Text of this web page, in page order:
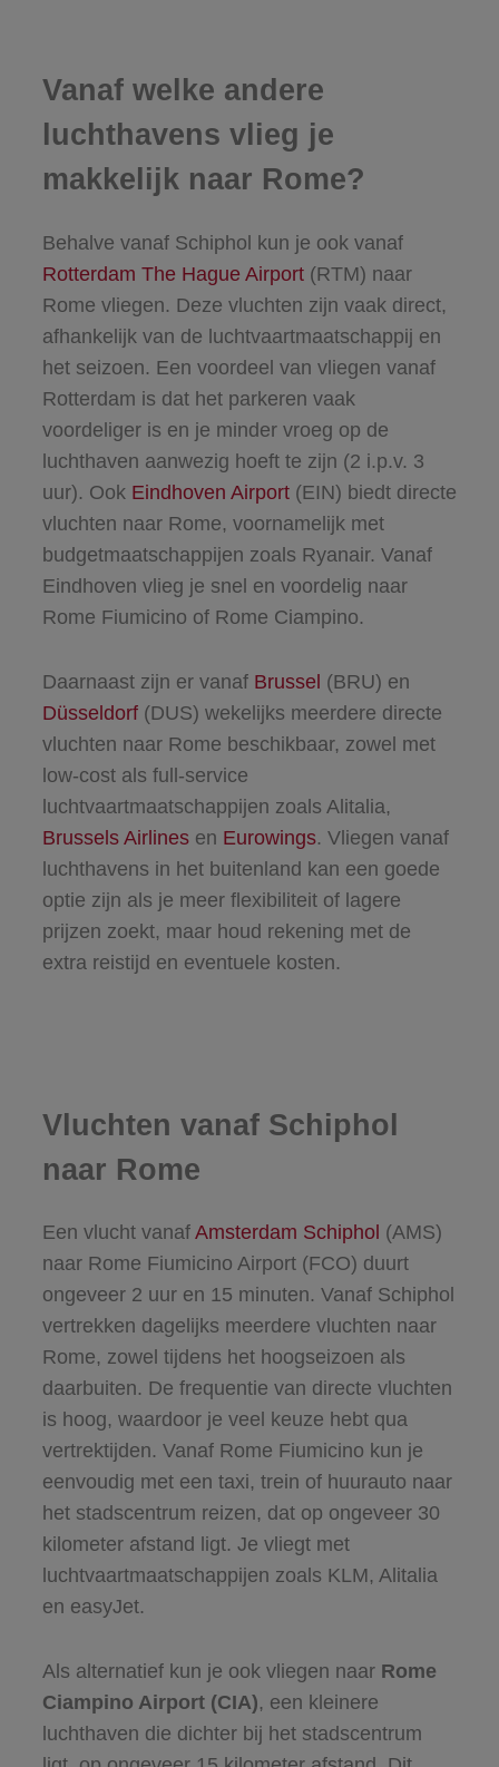
Vanaf welke andere
luchthavens vlieg je
makkelijk naar Rome?
Behalve vanaf Schiphol kun je ook vanaf
Rotterdam The Hague Airport(RTM) naar
Rome vliegen. Deze vluchten zijn vaak direct,
afhankelijk van de luchtvaartmaatschappij en
het seizoen. Een voordeel van vliegen vanaf
Rotterdam is dat het parkeren vaak
voordeliger is en je minder vroeg op de
luchthaven aanwezig hoeft te zijn (2 i.p.v. 3
uur). Ook Eindhoven Airport(EIN) biedt directe
vluchten naar Rome, voornamelijk met
budgetmaatschappijen zoals Ryanair. Vanaf
Eindhoven vlieg je snel en voordelig naar
Rome Fiumicino of Rome Ciampino.
Daarnaast zijn er vanaf Brussel (BRU) en
Düsseldorf(DUS) wekelijks meerdere directe
vluchten naar Rome beschikbaar, zowel met
low-cost als full-service
luchtvaartmaatschappijen zoals Alitalia,
Brussels Airlinesen Eurowings. Vliegen vanaf
luchthavens in het buitenland kan een goede
optie zijn als je meer flexibiliteit of lagere
prijzen zoekt, maar houd rekening met de
extra reistijd en eventuele kosten.
Vluchten vanaf Schiphol
naar Rome
Een vlucht vanaf Amsterdam Schiphol (AMS)
naar Rome Fiumicino Airport (FCO) duurt
ongeveer 2 uur en 15 minuten. Vanaf Schiphol
vertrekken dagelijks meerdere vluchten naar
Rome, zowel tijdens het hoogseizoen als
daarbuiten. De frequentie van directe vluchten
is hoog, waardoor je veel keuze hebt qua
vertrektijden. Vanaf Rome Fiumicino kun je
eenvoudig met een taxi, trein of huurauto naar
het stadscentrum reizen, dat op ongeveer 30
kilometer afstand ligt. Je vliegt met
luchtvaartmaatschappijen zoals KLM, Alitalia
en easyJet.
Als alternatief kun je ook vliegen naar Rome
Ciampino Airport (CIA), een kleinere
luchthaven die dichter bij het stadscentrum